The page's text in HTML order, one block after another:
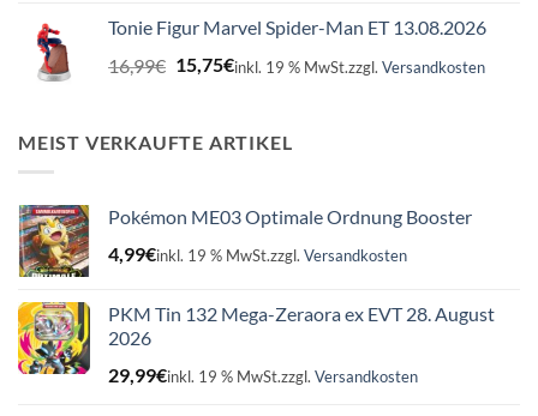
16,99€15,75€.
Tonie Figur Marvel Spider-Man ET 13.08.2026
16,99€ Ursprünglicher
Preis
16,99€
15,75€Aktueller
15,75€.
inkl. 19 % MwSt.zzgl. Versandkosten
MEIST VERKAUFTE ARTIKEL
Pokémon ME03 Optimale Ordnung Booster
4,99€inkl. 19 % MwSt.zzgl. Versandkosten
PKM Tin 132 Mega-Zeraora ex EVT 28. August
2026
29,99€inkl. 19 % MwSt.zzgl. Versandkosten